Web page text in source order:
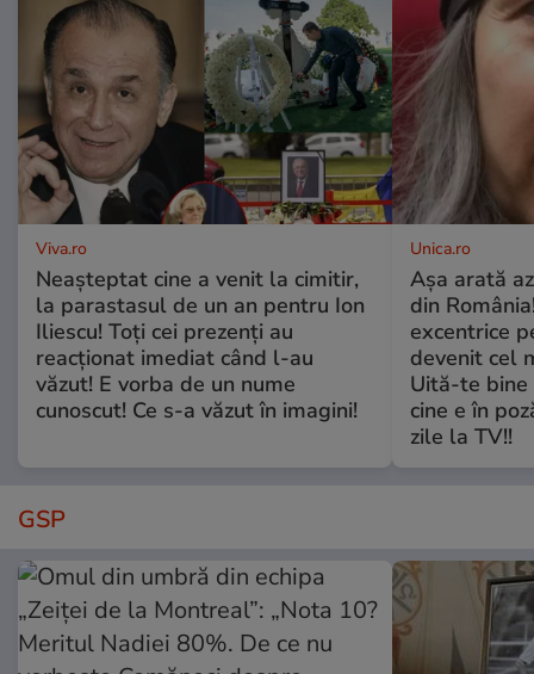
Viva.ro
Neașteptat cine a venit la cimitir,
la parastasul de un an pentru Ion
Iliescu! Toți cei prezenți au
reacționat imediat când l-au
văzut! E vorba de un nume
cunoscut! Ce s-a văzut în imagini!
Unica.ro
Așa arată
din
excentrice
devenit cel
Uită-te bine
cine e în
zile la TV!!
GSP